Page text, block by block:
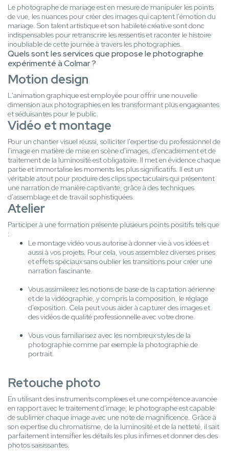
Le photographe de mariage est en mesure de manipuler les points
de vue, les nuances pour créer des images qui captent l'émotion du
mariage. Son talent artistique et son habileté créative sont donc
indispensables pour retranscrire les ressentis et raconter le histoire
inoubliable de cette journée à travers les photographies.
Quels sont les services que propose le photographe
expérimenté à Colmar ?
Motion design
L'animation graphique est employée pour offrir une nouvelle
dimension aux photographies en les transformant plus engageantes
et séduisantes pour le public.
Vidéo et montage
Pour un chantier visuel réussi, solliciter l'expertise du professionnel de
l'image en matière de mise en scène d'images, d'encadrement et de
traitement de la luminosité est obligatoire. Il met en évidence chaque
partie et immortalise les moments les plus significatifs. Il est un
véritable atout pour produire des clips spectaculairs qui présentent
une narration de manière captivante, grâce à des techniques
d'assemblage et de travail sophistiquées.
Atelier
Participer à une formation présente plusieurs points positifs tels que
:
Le montage vidéo vous autorise à donner vie à vos idées et
aussi à vos projets. Pour cela, vous assemblez diverses prises
et effets spéciaux sans oublier les transitions pour créer une
narration fascinante.
Vous assimilerez les notions de base de la captation aérienne
et de la vidéographie, y compris la composition, le réglage
d'exposition. Cela peut vous aider à capturer des images et
des vidéos de qualité professionnelle avec votre drone.
Vous vous familiarisez avec les nombreux styles de la
photographie comme par exemple la photographie de
portrait.
Retouche photo
En utilisant des instruments complexes et une compétence avancée
en rapport avec le traitement d'image, le photographe est capable
de sublimer chaque image avec une note de magnificence. Grâce à
son expertise du chromatisme, de la luminosité et de la netteté, il sait
parfaitement intensifier les détails les plus infimes et donner des des
photos saisissantes.